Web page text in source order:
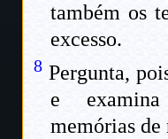
também os
excesso.
8 Pergunta,
e
memórias de